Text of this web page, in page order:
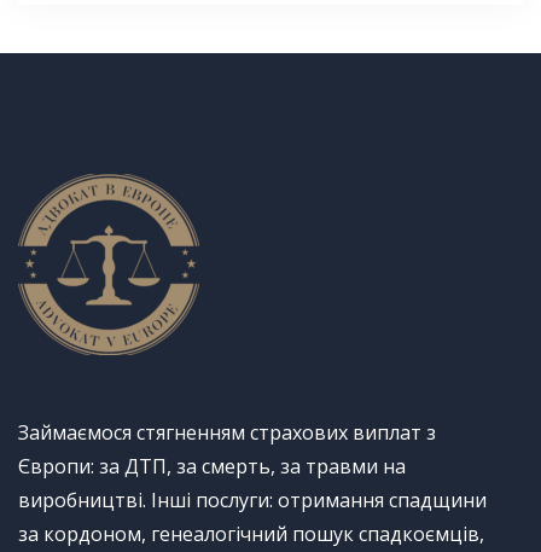
Займаємося стягненням страхових виплат з
Європи: за ДТП, за смерть, за травми на
виробництві. Інші послуги: отримання спадщини
за кордоном, генеалогічний пошук спадкоємців,